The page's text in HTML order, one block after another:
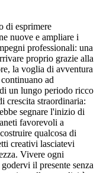
di esprimere
nuove e ampliare i
professionali: una
proprio grazie alla
la voglia di avventura
ad
un lungo periodo ricco
crescita straordinaria:
segnare l'inizio di
favorevoli a
qualcosa di
creativi lasciatevi
Vivere ogni
il presente senza